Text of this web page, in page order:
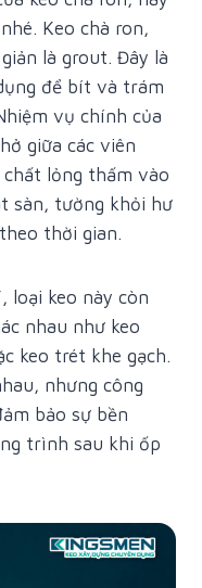
Keo chà ron,
là grout. Đây là
để bít và trám
vụ chính của
giữa các viên
chất lỏng thấm vào
sàn, tường khỏi hư
thời gian.
loại keo này còn
nhau như keo
keo trét khe gạch.
nhưng công
bảo sự bền
trình sau khi ốp